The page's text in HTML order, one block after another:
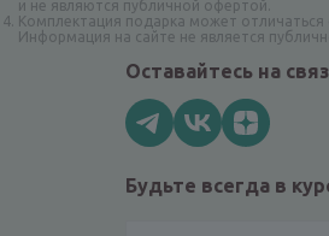
и не являются публичной офертой.
Комплектация подарка может отличаться
Информация на сайте не является
Оставайтесь на
Будьте всегда в